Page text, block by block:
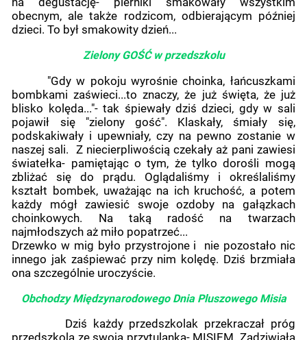
obecnym, ale także rodzicom, odbierającym później
dzieci. To był smakowity dzień...
Zielony GOŚĆ w przedszkolu
"Gdy w pokoju wyrośnie choinka, łańcuszkami
bombkami zaświeci...to znaczy, że już święta, że już
blisko kolęda..."- tak śpiewały dziś dzieci, gdy w sali
pojawił się "zielony gość". Klaskały, śmiały się,
podskakiwały i upewniały, czy na pewno zostanie w
naszej sali. Z niecierpliwością czekały aż pani zawiesi
światełka- pamiętając o tym, że tylko dorośli mogą
zbliżać się do prądu. Oglądaliśmy i określaliśmy
kształt bombek, uważając na ich kruchość, a potem
każdy mógł zawiesić swoje ozdoby na gałązkach
choinkowych. Na taką radość na twarzach
najmłodszych aż miło popatrzeć...
Drzewko w mig było przystrojone i nie pozostało nic
innego jak zaśpiewać przy nim kolędę. Dziś brzmiała
ona szczególnie uroczyście.
Obchodzy Międzynarodowego Dnia Pluszowego Misia
Dziś każdy przedszkolak przekraczał próg